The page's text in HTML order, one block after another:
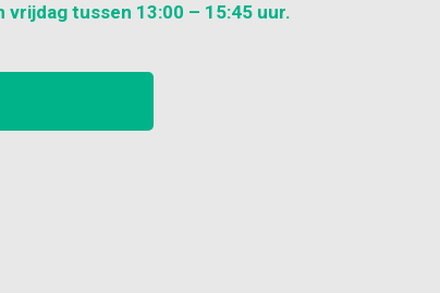
vrijdag tussen 13:00 – 15:45 uur.